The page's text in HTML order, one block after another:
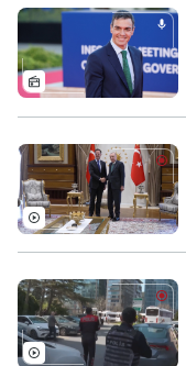
Theo dõi Hà Nội On
Âm nhạc